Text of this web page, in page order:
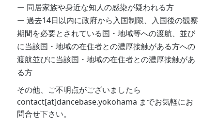
同居家族や身近な知人の感染が疑われる方
過去14日以内に政府から入国制限、入国後の観察
期間を必要とされている国・地域等への渡航、並び
に当該国・地域の在住者との濃厚接触がある方への
渡航並びに当該国・地域の在住者との濃厚接触があ
る方
その他、ご不明点がございましたら
contact[at]dancebase.yokohama までお気軽にお
問合せ下さい。